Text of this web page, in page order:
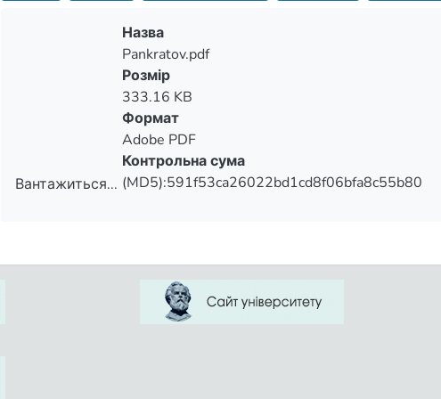
means which all – round influences on a human’s organism.
exactly to select loads make this important means of healthing
Вантажиться...
Назва
Pankratov.pdf
Розмір
333.16 KB
Формат
Adobe PDF
Контрольна сума
(MD5):591f53ca26022bd1cd8f06bfa8c55b80